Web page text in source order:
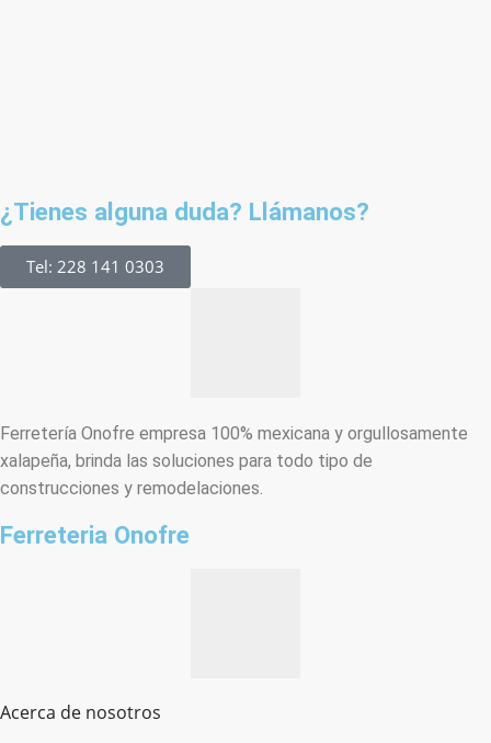
¿Tienes alguna duda? Llámanos?
Tel: 228 141 0303
Ferretería Onofre empresa 100% mexicana y orgullosamente
xalapeña, brinda las soluciones para todo tipo de
construcciones y remodelaciones.
Ferreteria Onofre
Acerca de nosotros